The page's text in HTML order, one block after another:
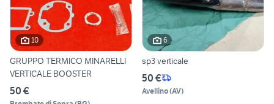
10
GRUPPO TERMICO MINARELLI
VERTICALE BOOSTER
50 €
6
sp3 verticale
50 €
Avellino(AV)